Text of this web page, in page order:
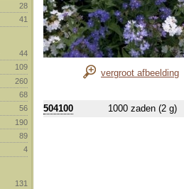
28
41
44
109
260
68
56
190
89
4
131
vergroot afbeelding
504100 1000 zaden (2 g)